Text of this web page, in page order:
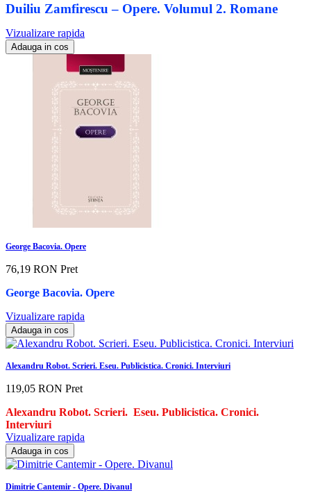
Duiliu Zamfirescu – Opere. Volumul 2. Romane
Vizualizare rapida
Adauga in cos
George Bacovia. Opere
76,19 RON Pret
George Bacovia. Opere
Vizualizare rapida
Adauga in cos
Alexandru Robot. Scrieri. Eseu. Publicistica. Cronici. Interviuri
119,05 RON Pret
Alexandru Robot. Scrieri. Eseu. Publicistica. Cronici.
Interviuri
Vizualizare rapida
Adauga in cos
Dimitrie Cantemir - Opere. Divanul